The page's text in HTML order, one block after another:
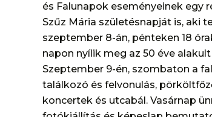
és Falunapok eseményeinek egy
Szűz Mária születésnapját is, aki
szeptember 8-án, pénteken 18
napon nyílik meg az 50 éve
Szeptember 9-én, szombaton a
találkozó és felvonulás,
koncertek és utcabál. Vasárnap